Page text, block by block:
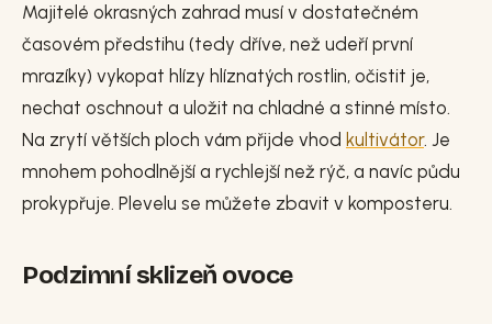
Majitelé okrasných zahrad musí v dostatečném
časovém předstihu (tedy dříve, než udeří první
mrazíky) vykopat hlízy hlíznatých rostlin, očistit je,
nechat oschnout a uložit na chladné a stinné místo.
Na zrytí větších ploch vám přijde vhod kultivátor. Je
mnohem pohodlnější a rychlejší než rýč, a navíc půdu
prokypřuje. Plevelu se můžete zbavit v komposteru.
Podzimní sklizeň ovoce